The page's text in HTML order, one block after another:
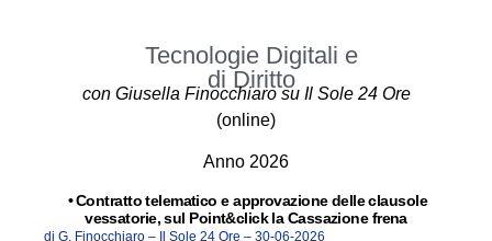
Tecnologie Digitali e
di Diritto
con Giusella Finocchiaro su Il Sole 24 Ore
(online)
Anno 2026
•Contratto telematico e approvazione delle clausole
vessatorie, sul Point&click la Cassazione frena
di G. Finocchiaro – Il Sole 24 Ore – 30-06-2026